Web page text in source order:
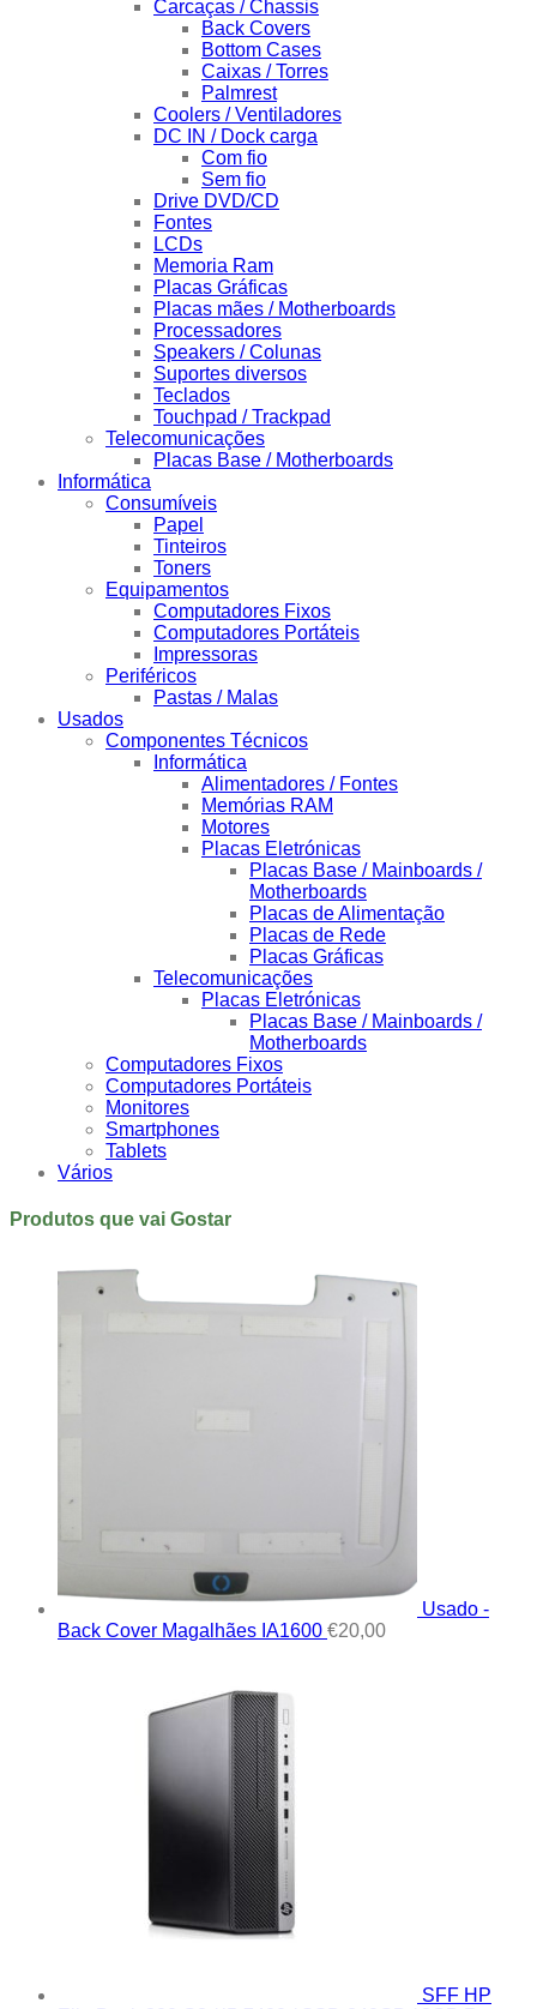
Carcaças / Chassis
Back Covers
Bottom Cases
Caixas / Torres
Palmrest
Coolers / Ventiladores
DC IN / Dock carga
Com fio
Sem fio
Drive DVD/CD
Fontes
LCDs
Memoria Ram
Placas Gráficas
Placas mães / Motherboards
Processadores
Speakers / Colunas
Suportes diversos
Teclados
Touchpad / Trackpad
Telecomunicações
Placas Base / Motherboards
Informática
Consumíveis
Papel
Tinteiros
Toners
Equipamentos
Computadores Fixos
Computadores Portáteis
Impressoras
Periféricos
Pastas / Malas
Usados
Componentes Técnicos
Informática
Alimentadores / Fontes
Memórias RAM
Motores
Placas Eletrónicas
Placas Base / Mainboards /
Motherboards
Placas de Alimentação
Placas de Rede
Placas Gráficas
Telecomunicações
Placas Eletrónicas
Placas Base / Mainboards /
Motherboards
Computadores Fixos
Computadores Portáteis
Monitores
Smartphones
Tablets
Vários
Produtos que vai Gostar
Usado -
Back Cover Magalhães IA1600 €20,00
SFF HP